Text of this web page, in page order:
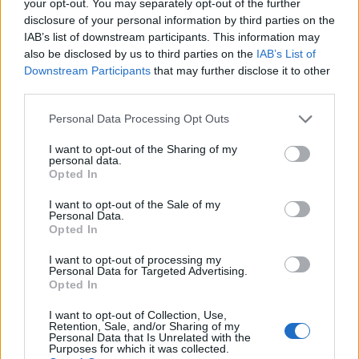
your opt-out. You may separately opt-out of the further
disclosure of your personal information by third parties on the
IAB’s list of downstream participants. This information may
also be disclosed by us to third parties on the IAB’s List of
Downstream Participants that may further disclose it to other
Personal Data Processing Opt Outs
I want to opt-out of the Sharing of my
personal data.
Opted In
I want to opt-out of the Sale of my
Personal Data.
Opted In
I want to opt-out of processing my
Personal Data for Targeted Advertising.
Opted In
I want to opt-out of Collection, Use,
Retention, Sale, and/or Sharing of my
Personal Data that Is Unrelated with the
Purposes for which it was collected.
ΔΗΜΟΦΙΛΗ
Χρηματιστήριο: Πτώση κατά 0,59%, στα 320,42
06/08/2026 - 18:10 ΟΙΚΟΝΟΜΙΑ
του Λογαριασμού Αγροτικής Εστίας
06/08/2026 - 17:40
Έρευνα ΕΟΤ: Η Ελλάδα στις κορυφαίες επιλογές
των Ευρωπαίων ταξιδιωτών
07/08/2026 - 10:56 ΤΟΥΡΙΣΜΟΣ